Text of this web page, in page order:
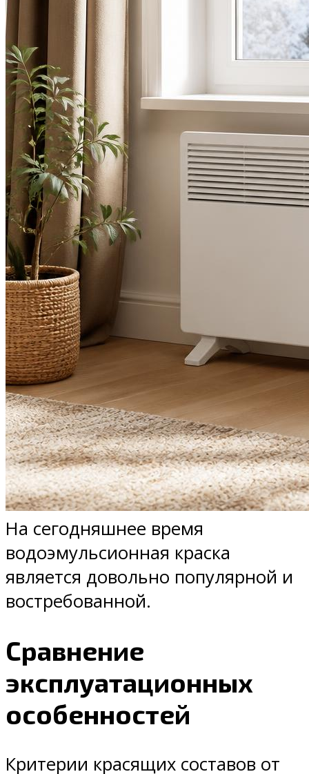
На сегодняшнее время
водоэмульсионная краска
является довольно популярной и
востребованной.
Сравнение
эксплуатационных
особенностей
Критерии красящих составов от